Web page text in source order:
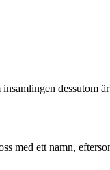
dessutom
med ett namn,